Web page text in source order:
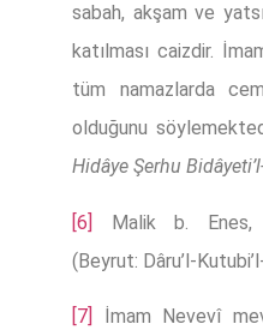
sabah, akşam ve
katılması caizdir.
tüm namazlarda
olduğunu
Hidâye Şerhu
[6] Malik b. Enes,
(Beyrut: Dâru’l-
[7]
İmam Nevevî